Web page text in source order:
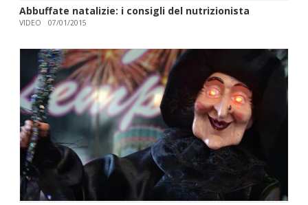
Abbuffate natalizie: i consigli del nutrizionista
VIDEO 07/01/2015